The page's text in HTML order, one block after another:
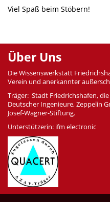
Viel Spaß beim Stöbern!
Über Uns
Die Wissenswerkstatt
Verein und anerkannter
Träger: Stadt Friedrichshafen,
Deutscher Ingenieure, Zeppelin
Josef-Wagner-Stiftung.
Unterstützerin: ifm electronic